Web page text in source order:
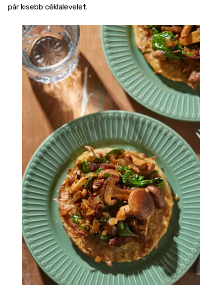
pár kisebb céklalevelet.